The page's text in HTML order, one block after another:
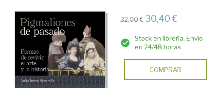
32,00 € 30,40 €
Stock en librería. Envío
en 24/48 horas
COMPRAR